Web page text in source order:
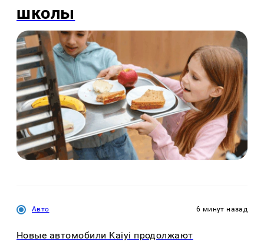
школы
Авто 6 минут назад
Новые автомобили Kaiyi продолжают